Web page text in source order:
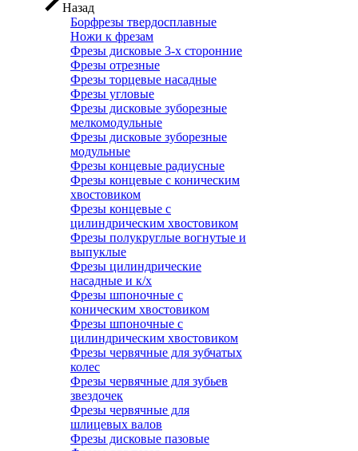
Назад
Борфрезы твердосплавные
Ножи к фрезам
Фрезы дисковые 3-х сторонние
Фрезы отрезные
Фрезы торцевые насадные
Фрезы угловые
Фрезы дисковые зуборезные
мелкомодульные
Фрезы дисковые зуборезные
модульные
Фрезы концевые радиусные
Фрезы концевые с коническим
хвостовиком
Фрезы концевые с
цилиндрическим хвостовиком
Фрезы полукруглые вогнутые и
выпуклые
Фрезы цилиндрические
насадные и к/х
Фрезы шпоночные с
коническим хвостовиком
Фрезы шпоночные с
цилиндрическим хвостовиком
Фрезы червячные для зубчатых
колес
Фрезы червячные для зубьев
звездочек
Фрезы червячные для
шлицевых валов
Фрезы дисковые пазовые